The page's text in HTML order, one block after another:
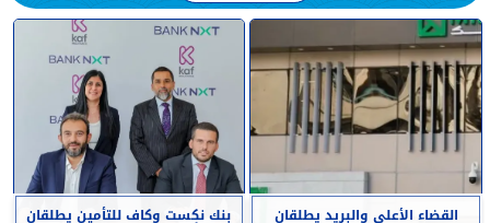
القضاء الأعلى والبريد يطلقان بنك نكست وكاف للتأمين يطلقان